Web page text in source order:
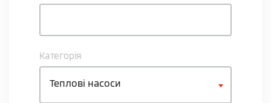
Категорія
Теплові насоси